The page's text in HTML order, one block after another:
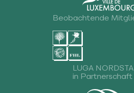
Beobachtende
LUGA
in Partnerschaft